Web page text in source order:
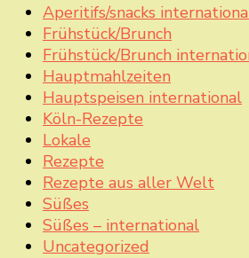
Aperitifs/snacks
Frühstück/Brunch
Frühstück/Brunch
Hauptmahlzeiten
Hauptspeisen international
Köln-Rezepte
Lokale
Rezepte
Rezepte aus aller Welt
Süßes
Süßes – international
Uncategorized